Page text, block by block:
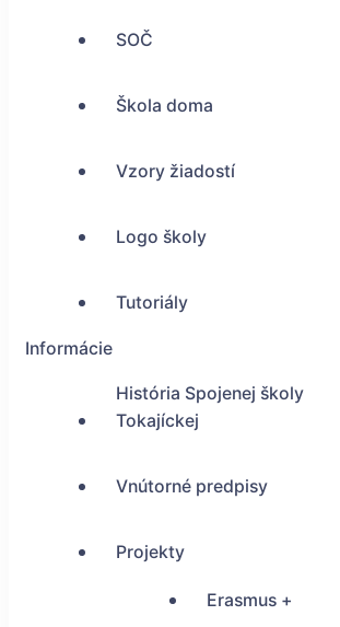
SOČ
Škola doma
Vzory žiadostí
Logo školy
Tutoriály
Informácie
História Spojenej školy
Tokajíckej
Vnútorné predpisy
Projekty
Erasmus +